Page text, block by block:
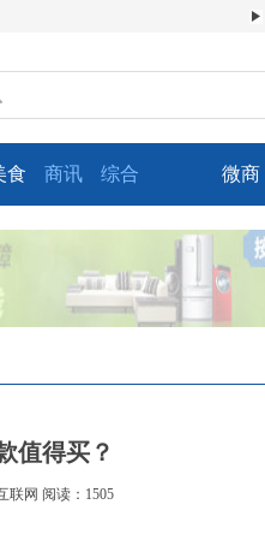
食 商讯 综合 微商
值得买？
联网 阅读：1505